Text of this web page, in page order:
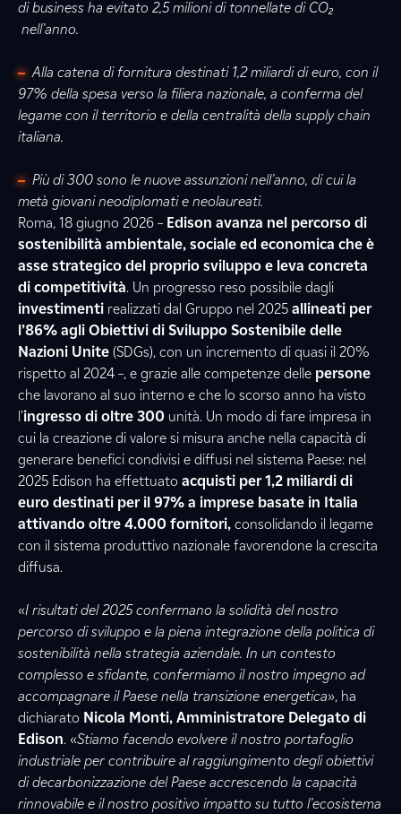
di business ha evitato 2,5 milioni di tonnellate di CO₂
nell’anno.
Alla catena di fornitura destinati 1,2 miliardi di euro, con il
97% della spesa verso la filiera nazionale, a conferma del
legame con il territorio e della centralità della supply chain
italiana.
Più di 300 sono le nuove assunzioni nell’anno, di cui la
metà giovani neodiplomati e neolaureati.
Roma, 18 giugno 2026 – Edison avanza nel percorso di
sostenibilità ambientale, sociale ed economica che è
asse strategico del proprio sviluppo e leva concreta
di competitività. Un progresso reso possibile dagli
investimenti realizzati dal Gruppo nel 2025 allineati per
l’86% agli Obiettivi di Sviluppo Sostenibile delle
Nazioni Unite (SDGs), con un incremento di quasi il 20%
rispetto al 2024 –, e grazie alle competenze delle persone
che lavorano al suo interno e che lo scorso anno ha visto
l’ingresso di oltre 300 unità. Un modo di fare impresa in
cui la creazione di valore si misura anche nella capacità di
generare benefici condivisi e diffusi nel sistema Paese: nel
2025 Edison ha effettuato acquisti per 1,2 miliardi di
euro destinati per il 97% a imprese basate in Italia
attivando oltre 4.000 fornitori, consolidando il legame
con il sistema produttivo nazionale favorendone la crescita
diffusa.
«I risultati del 2025 confermano la solidità del nostro
percorso di sviluppo e la piena integrazione della politica di
sostenibilità nella strategia aziendale. In un contesto
complesso e sfidante, confermiamo il nostro impegno ad
accompagnare il Paese nella transizione energetica», ha
dichiarato Nicola Monti, Amministratore Delegato di
Edison. «Stiamo facendo evolvere il nostro portafoglio
industriale per contribuire al raggiungimento degli obiettivi
di decarbonizzazione del Paese accrescendo la capacità
rinnovabile e il nostro positivo impatto su tutto l’ecosistema